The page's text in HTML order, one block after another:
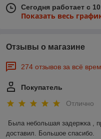
Сегодня работает с
Показать весь
Отзывы о магазине
274 отзывов за всё
Покупатель
Отлично
Была небольшая задержка ,
доставил. Большое спасибо.